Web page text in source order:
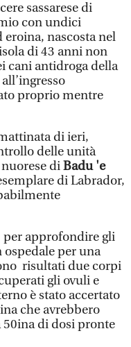
sassarese di
con undici
nascosta nel
di 43 anni non
cani antidroga della
proprio mentre
di ieri,
delle unità
diBadu 'e
di Labrador,
per approfondire gli
per una
risultati due corpi
gli ovuli e
è stato accertato
che avrebbero
di dosi pronte